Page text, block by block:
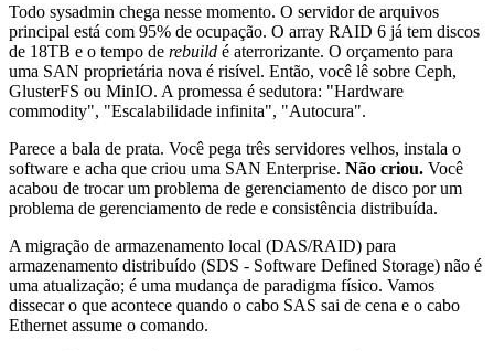
Todo sysadmin chega nesse momento. O servidor de arquivos
principal está com 95% de ocupação. O array RAID 6 já tem discos
de 18TB e o tempo de rebuild é aterrorizante. O orçamento para
uma SAN proprietária nova é risível. Então, você lê sobre Ceph,
GlusterFS ou MinIO. A promessa é sedutora: "Hardware
commodity", "Escalabilidade infinita", "Autocura".
Parece a bala de prata. Você pega três servidores velhos, instala o
software e acha que criou uma SAN Enterprise. Não criou. Você
acabou de trocar um problema de gerenciamento de disco por um
problema de gerenciamento de rede e consistência distribuída.
A migração de armazenamento local (DAS/RAID) para
armazenamento distribuído (SDS - Software Defined Storage) não é
uma atualização; é uma mudança de paradigma físico. Vamos
dissecar o que acontece quando o cabo SAS sai de cena e o cabo
Ethernet assume o comando.